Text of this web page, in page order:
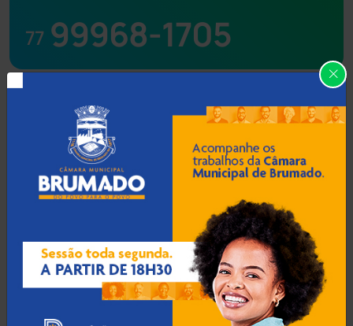
77 99968-1705
Jogue com responsabilidade. 18+